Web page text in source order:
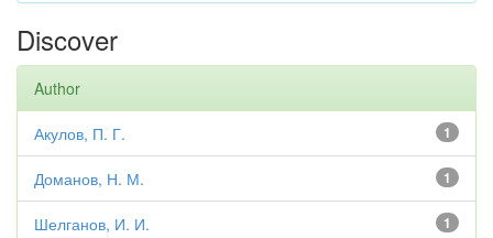
Discover
Author
1
Акулов, П. Г.
1
Доманов, Н. М.
1
Шелганов, И. И.